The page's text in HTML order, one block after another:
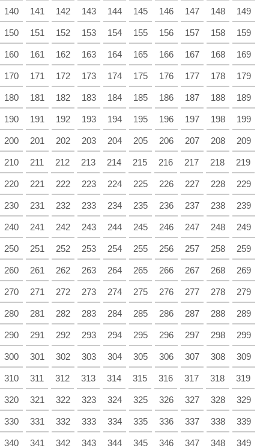
140 141 142 143 144 145 146 147 148 149
150 151 152 153 154 155 156 157 158 159
160 161 162 163 164 165 166 167 168 169
170 171 172 173 174 175 176 177 178 179
180 181 182 183 184 185 186 187 188 189
190 191 192 193 194 195 196 197 198 199
200 201 202 203 204 205 206 207 208 209
210 211 212 213 214 215 216 217 218 219
220 221 222 223 224 225 226 227 228 229
230 231 232 233 234 235 236 237 238 239
240 241 242 243 244 245 246 247 248 249
250 251 252 253 254 255 256 257 258 259
260 261 262 263 264 265 266 267 268 269
270 271 272 273 274 275 276 277 278 279
280 281 282 283 284 285 286 287 288 289
290 291 292 293 294 295 296 297 298 299
300 301 302 303 304 305 306 307 308 309
310 311 312 313 314 315 316 317 318 319
320 321 322 323 324 325 326 327 328 329
330 331 332 333 334 335 336 337 338 339
340 341 342 343 344 345 346 347 348 349